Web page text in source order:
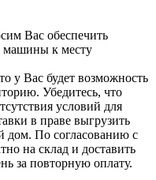
Вас обеспечить
машины к месту
у Вас будет возможность
Убедитесь, что
условий для
в праве выгрузить
дом. По согласованию с
на склад и доставить
за повторную оплату.